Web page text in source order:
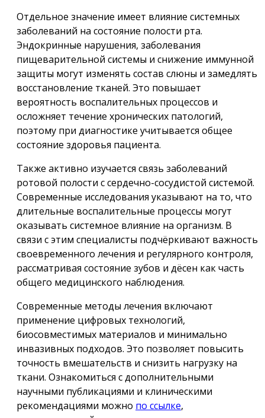
Отдельное значение имеет влияние системных
заболеваний на состояние полости рта.
Эндокринные нарушения, заболевания
пищеварительной системы и снижение иммунной
защиты могут изменять состав слюны и замедлять
восстановление тканей. Это повышает
вероятность воспалительных процессов и
осложняет течение хронических патологий,
поэтому при диагностике учитывается общее
состояние здоровья пациента.
Также активно изучается связь заболеваний
ротовой полости с сердечно-сосудистой системой.
Современные исследования указывают на то, что
длительные воспалительные процессы могут
оказывать системное влияние на организм. В
связи с этим специалисты подчёркивают важность
своевременного лечения и регулярного контроля,
рассматривая состояние зубов и дёсен как часть
общего медицинского наблюдения.
Современные методы лечения включают
применение цифровых технологий,
биосовместимых материалов и минимально
инвазивных подходов. Это позволяет повысить
точность вмешательств и снизить нагрузку на
ткани. Ознакомиться с дополнительными
научными публикациями и клиническими
рекомендациями можно по ссылке,